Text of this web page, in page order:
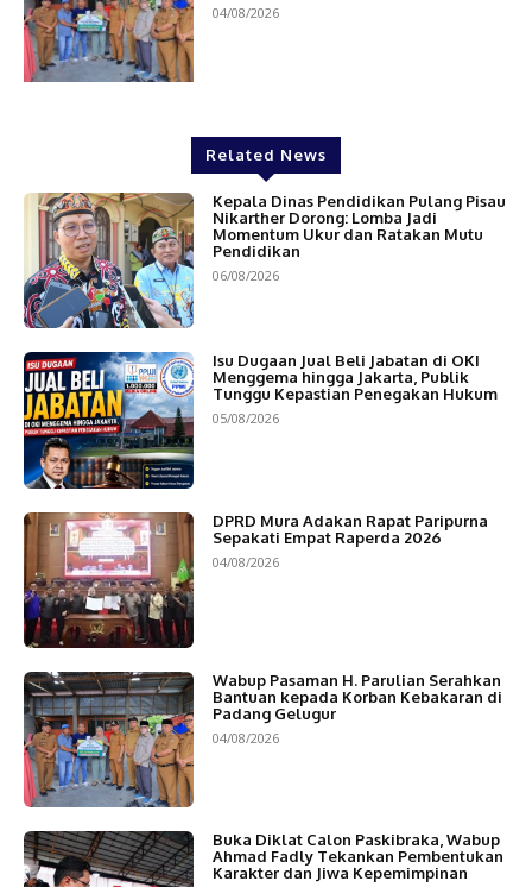
04/08/2026
Related News
Kepala Dinas Pendidikan Pulang Pisau
Nikarther Dorong: Lomba Jadi
Momentum Ukur dan Ratakan Mutu
Pendidikan
06/08/2026
Isu Dugaan Jual Beli Jabatan di OKI
Menggema hingga Jakarta, Publik
Tunggu Kepastian Penegakan Hukum
05/08/2026
DPRD Mura Adakan Rapat Paripurna
Sepakati Empat Raperda 2026
04/08/2026
Wabup Pasaman H. Parulian Serahkan
Bantuan kepada Korban Kebakaran di
Padang Gelugur
04/08/2026
Buka Diklat Calon Paskibraka, Wabup
Ahmad Fadly Tekankan Pembentukan
Karakter dan Jiwa Kepemimpinan